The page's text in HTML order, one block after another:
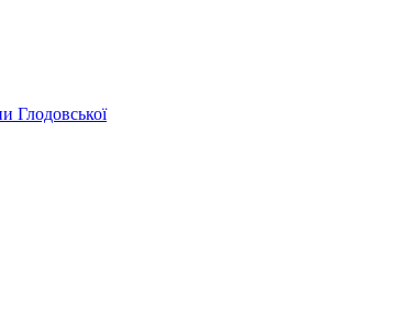
Глодовської